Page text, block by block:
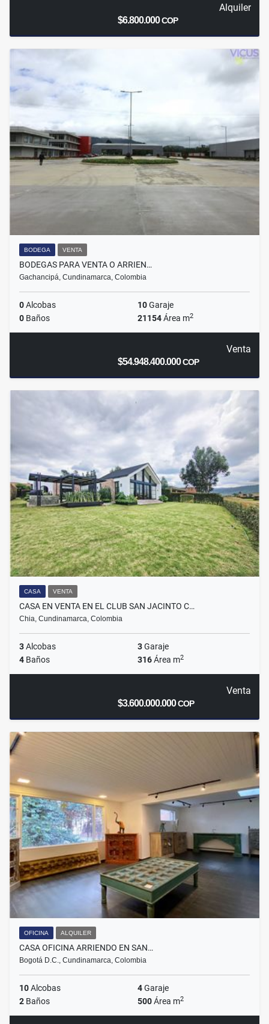
Alquiler
$6.800.000COP
BODEGA VENTA
BODEGAS PARA VENTA O ARRIEN…
Gachancipá, Cundinamarca, Colombia
0Alcobas 10Garaje
0 Baños 21154Área m2
Venta
$54.948.400.000COP
CASA VENTA
CASA EN VENTA EN EL CLUB SAN JACINTO C…
Chia, Cundinamarca, Colombia
3Alcobas 3Garaje
4 Baños 316Área m2
Venta
$3.600.000.000COP
OFICINA ALQUILER
CASA OFICINA ARRIENDO EN SAN…
Bogotá D.C., Cundinamarca, Colombia
10Alcobas 4Garaje
2 Baños 500Área m2